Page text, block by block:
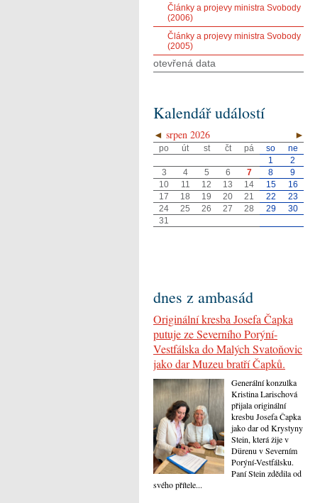
Články a projevy ministra Svobody
(2006)
Články a projevy ministra Svobody
(2005)
otevřená data
Kalendář událostí
◄ ►
srpen 2026
po út st čt pá so
ne
1
2
3
4 5 6 7 8
9
10
11 12 13 14 15
16
17
18 19 20 21 22
23
24
25 26 27 28 29
30
31
dnes z ambasád
Originální kresba Josefa Čapka
putuje ze Severního Porýní-
Vestfálska do Malých Svatoňovic
jako dar Muzeu bratří Čapků.
Generální konzulka
Kristina Larischová
přijala originální
kresbu Josefa Čapka
jako dar od Krystyny
Stein, která žije v
Dürenu v Severním
Porýní-Vestfálsku.
Paní Stein zdědila od
svého přítele...